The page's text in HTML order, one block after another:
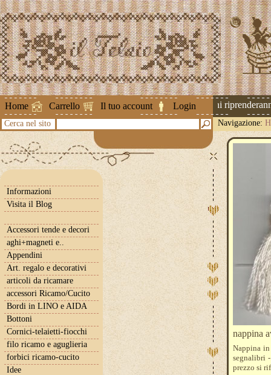
Home Carrello Il tuo account Login
Attenzione ! Le spedizioni riprenderanno
Cerca nel sito Navigazione:
Informazioni
Visita il Blog
Accessori tende e decori
aghi+magneti e..
Appendini
Art. regalo e decorativi
articoli da ricamare
accessori Ricamo/Cucito
Bordi in LINO e AIDA
Bottoni
Cornici-telaietti-fiocchi
filo ricamo e aguglieria
forbici ricamo-cucito
Idee
nappina
Nappina
segnalibri
prezzo si